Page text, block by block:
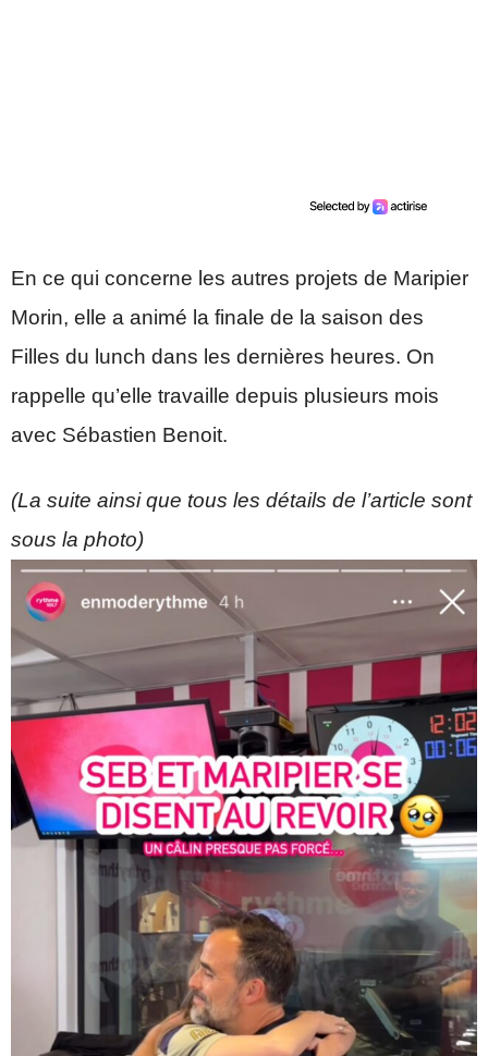
En ce qui concerne les autres projets de Maripier
Morin, elle a animé la finale de la saison des
Filles du lunch dans les dernières heures. On
rappelle qu’elle travaille depuis plusieurs mois
avec Sébastien Benoit.
(La suite ainsi que tous les détails de l’article sont
sous la photo)